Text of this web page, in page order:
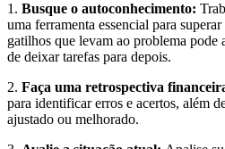
1. Busque o autoconhecimento:
uma ferramenta essencial para
gatilhos que levam ao problema pode
de deixar tarefas para depois.
2. Faça uma retrospectiva
para identificar erros e acertos, além
ajustado ou melhorado.